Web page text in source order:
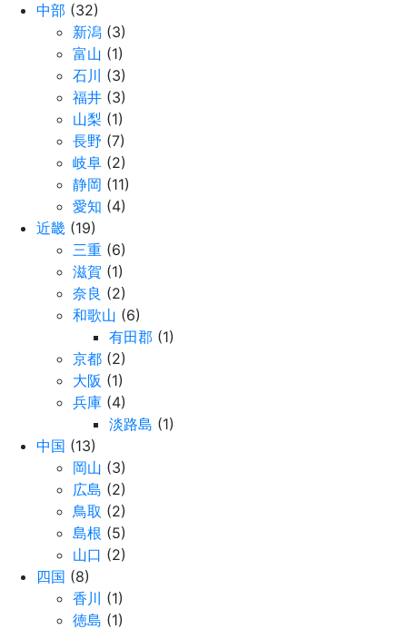
中部 (32)
新潟 (3)
富山 (1)
石川 (3)
福井 (3)
山梨 (1)
長野 (7)
岐阜 (2)
静岡 (11)
愛知 (4)
近畿 (19)
三重 (6)
滋賀 (1)
奈良 (2)
和歌山 (6)
有田郡 (1)
京都 (2)
大阪 (1)
兵庫 (4)
淡路島 (1)
中国 (13)
岡山 (3)
広島 (2)
鳥取 (2)
島根 (5)
山口 (2)
四国 (8)
香川 (1)
徳島 (1)